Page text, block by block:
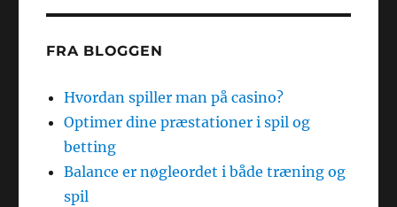
FRA BLOGGEN
Hvordan spiller man på casino?
Optimer dine præstationer i spil og
betting
Balance er nøgleordet i både træning og
spil